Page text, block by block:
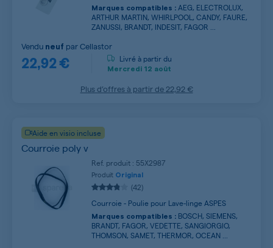
Marques compatibles : AEG, ELECTROLUX,
ARTHUR MARTIN, WHIRLPOOL, CANDY, FAURE,
ZANUSSI, BRANDT, INDESIT, FAGOR ...
22,92 €
Vendu neuf parCellastor
Livré à partir du
Mercredi 12 août
Plus d’offres à partir de 22,92 €
Aide en visio incluse
Courroie poly v
Ref. produit : 55X2987
Produit Original
(42)
Courroie - Poulie pour Lave-linge ASPES
Marques compatibles : BOSCH, SIEMENS,
BRANDT, FAGOR, VEDETTE, SANGIORGIO,
THOMSON, SAMET, THERMOR, OCEAN ...